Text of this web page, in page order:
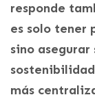
responde
es solo tener
sino
más